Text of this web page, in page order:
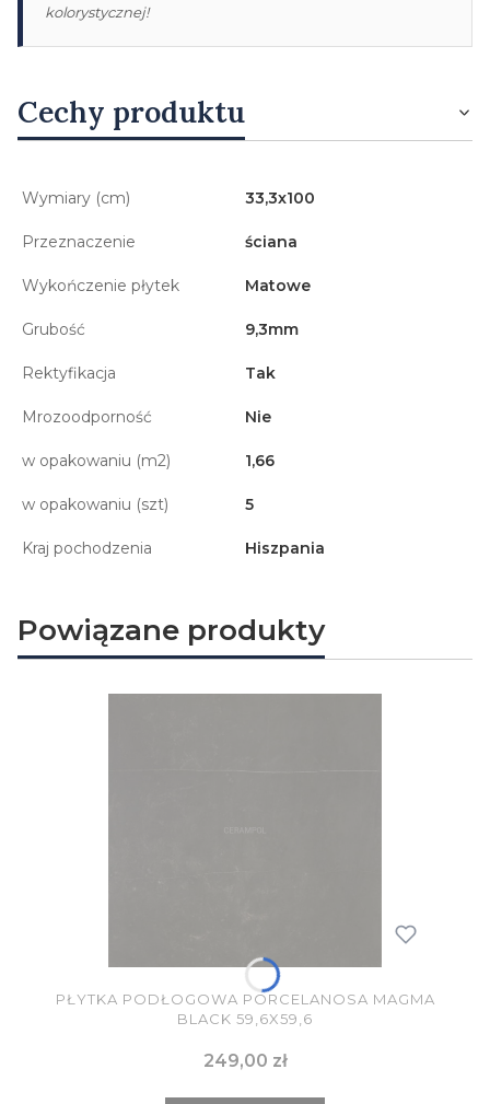
kolorystycznej!
Cechy produktu
Wymiary (cm) 33,3x100
Przeznaczenie ściana
Wykończenie płytek Matowe
Grubość 9,3mm
Rektyfikacja Tak
Mrozoodporność Nie
w opakowaniu (m2) 1,66
w opakowaniu (szt) 5
Kraj pochodzenia Hiszpania
Powiązane produkty
PŁYTKA PODŁOGOWA PORCELANOSA MAGMA
BLACK 59,6X59,6
Cena
249,00 zł